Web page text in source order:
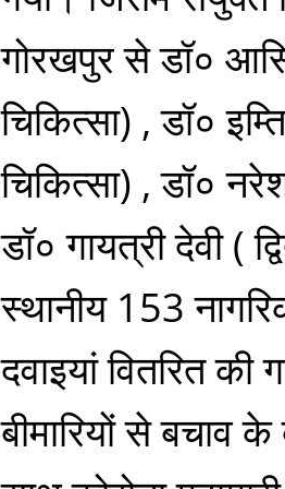
गोरखपुर से डॉ०
चिकित्सा) , डॉ०
चिकित्सा) , डॉ०
डॉ० गायत्री देवी (
स्थानीय 153
दवाइयां वितरित की
बीमारियों से बचाव